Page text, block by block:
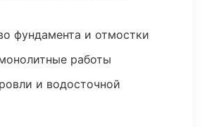
фундамента и отмостки
работы
и водосточной